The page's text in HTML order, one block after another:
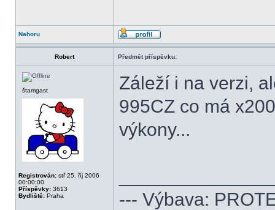
Nahoru
Robert Předmět příspěvku:
štamgast
Registrován: stř 25. říj 2006
00:00:00
Příspěvky: 3613
Bydliště: Praha
Záleží i na verzi,
995CZ co má
výkony...
--- Výbava: